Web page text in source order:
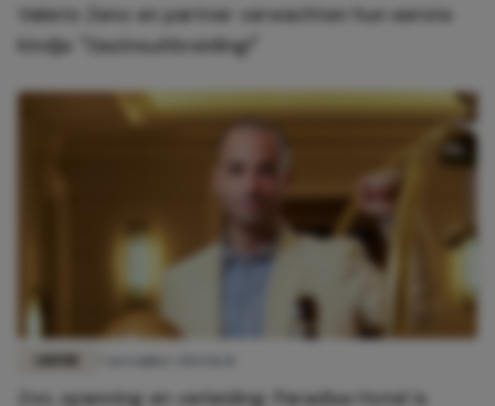
Valerio Zeno en partner verwachten hun eerste
kindje: "Gezinsuitbreiding!"
Zon, spanning en verleiding: Paradise Hotel is